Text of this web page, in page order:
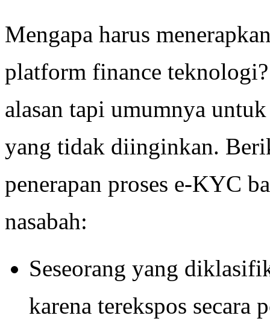
Mengapa harus
platform finance
alasan tapi umumnya
yang tidak diinginkan.
penerapan proses e-KYC
nasabah:
Seseorang yang
karena terekspos secara